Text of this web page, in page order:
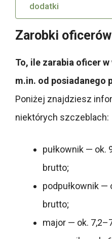
dodatki
Zarobki oficerów
To, ile zarabia oficer w
m.in. od posiadanego
Poniżej znajdziesz
niektórych szczeblach:
pułkownik — ok.
brutto;
podpułkownik —
brutto;
major — ok.